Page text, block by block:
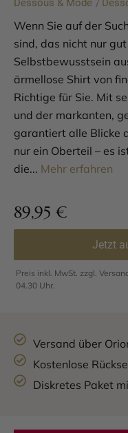
Dessous & Mode /
Wenn Sie auf der
sind, das nicht nur
Selbstbewusstsein
ärmellose Shirt von
Richtige für Sie. Mit
und der markanten,
garantiert alle Blicke
nur ein Oberteil – es
die... Mehr erfahren
89,95 €
Jetzt
Preis inkl. MwSt. zzgl.
04.30 Uhr.
Versand über
Kostenlose
Diskretes Paket